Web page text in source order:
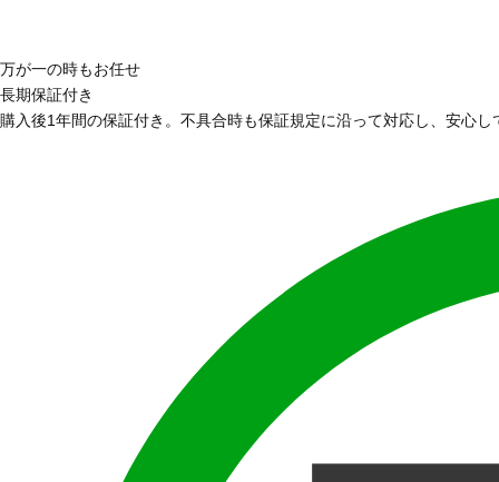
万が一の時もお任せ
長期保証付き
購入後1年間の保証付き。不具合時も保証規定に沿って対応し、安心